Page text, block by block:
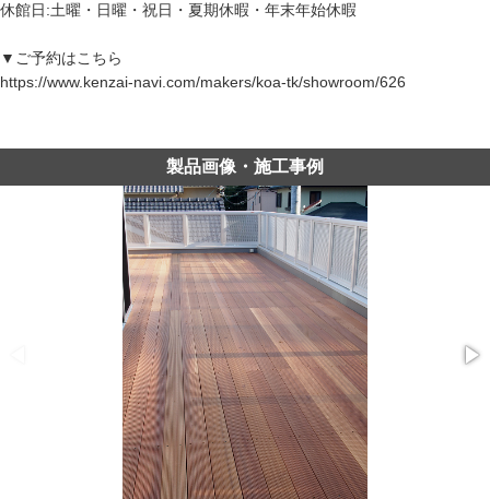
休館日:土曜・日曜・祝日・夏期休暇・年末年始休暇
▼ご予約はこちら
https://www.kenzai-navi.com/makers/koa-tk/showroom/626
製品画像・施工事例